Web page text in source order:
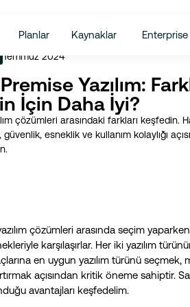
Planlar Kaynaklar Enterprise
Temmuz 2024
Yazılım:
İçin Daha İyi?
çözümleri arasındaki farkları keşfedin.
esneklik ve kullanım kolaylığı
çözümleri arasında seçim
karşılaşırlar. Her iki yazılım
en uygun yazılım türünü
açısından kritik öneme sahiptir.
avantajları keşfedelim.